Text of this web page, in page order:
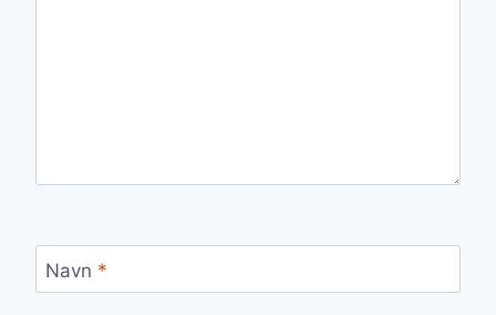
Navn *